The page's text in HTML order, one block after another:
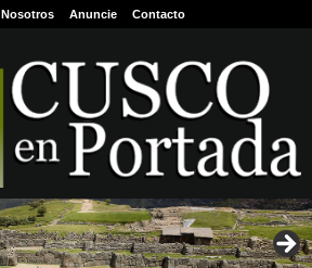
Nosotros Anuncie Contacto